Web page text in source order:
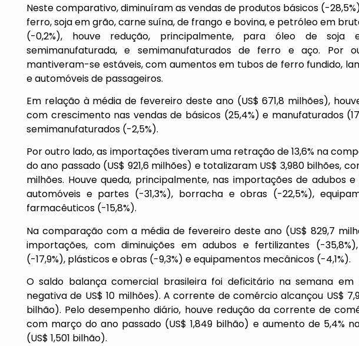
Neste comparativo, diminuíram as vendas de produtos básicos (-
ferro, soja em grão, carne suína, de frango e bovina, e petróleo em
(-0,2%), houve redução, principalmente, para óleo de
semimanufaturada, e semimanufaturados de ferro e aço. Por
mantiveram-se estáveis, com aumentos em tubos de ferro fundido,
e automóveis de passageiros.
Em relação à média de fevereiro deste ano (US$ 671,8 milhões),
com crescimento nas vendas de básicos (25,4%) e manufaturados
semimanufaturados (-2,5%).
Por outro lado, as importações tiveram uma retração de 13,6% na
do ano passado (US$ 921,6 milhões) e totalizaram US$ 3,980 bilhões,
milhões. Houve queda, principalmente, nas importações de adubos
automóveis e partes (-31,3%), borracha e obras (-22,5%),
farmacêuticos (-15,8%).
Na comparação com a média de fevereiro deste ano (US$ 829,7
importações, com diminuições em adubos e fertilizantes (-
(-17,9%), plásticos e obras (-9,3%) e equipamentos mecânicos (-4,1%).
O saldo balança comercial brasileira foi deficitário na semana em
negativa de US$ 10 milhões). A corrente de comércio alcançou US$
bilhão). Pelo desempenho diário, houve redução da corrente de
com março do ano passado (US$ 1,849 bilhão) e aumento de 5,4%
(US$ 1,501 bilhão).